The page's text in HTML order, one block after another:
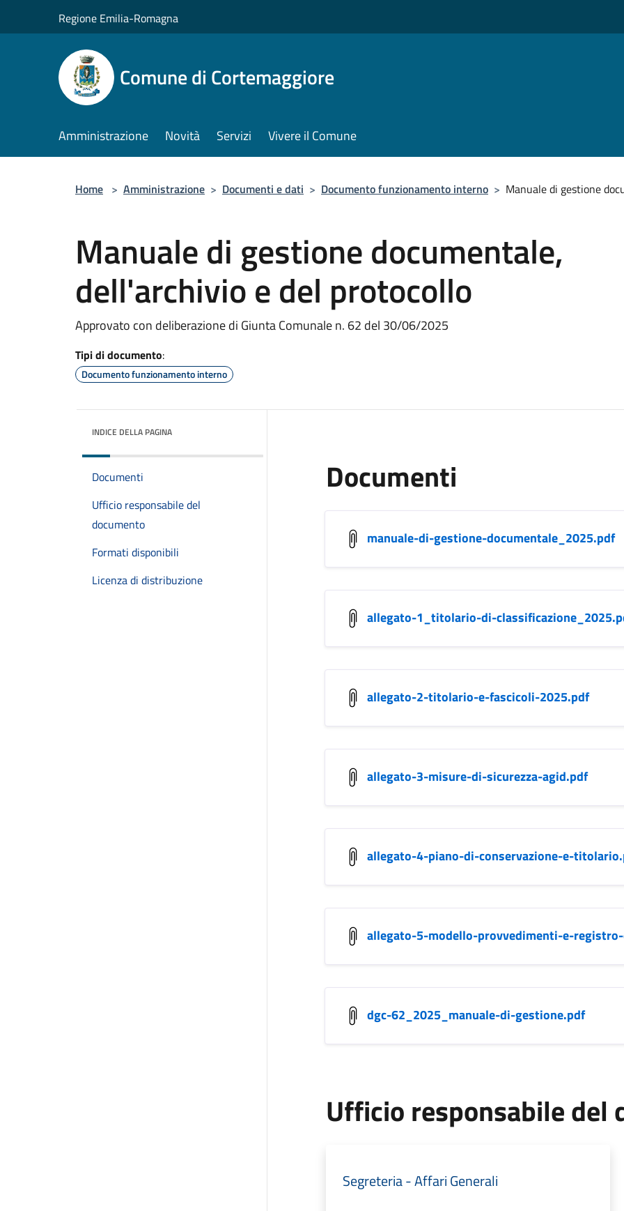
Regione Emilia-Romagna
Comune di Cortemaggiore
Amministrazione Novità Servizi Vivere il Comune
Home > Amministrazione > Documenti e dati > Documento funzionamento interno > Manuale di gestione
Manuale di gestione documentale,
dell'archivio e del protocollo
Approvato con deliberazione di Giunta Comunale n. 62 del 30/06/2025
Tipi di documento:
Documento funzionamento interno
INDICE DELLA PAGINA
Documenti
Ufficio responsabile del
documento
Formati disponibili
Licenza di distribuzione
Documenti
manuale-di-gestione-documentale_2025.pdf
allegato-1_titolario-di-
allegato-2-titolario-e-fascicoli-2025.pdf
allegato-3-misure-di-sicurezza-agid.pdf
allegato-4-piano-di-conservazione-e-
allegato-5-modello-provvedimenti-e-
dgc-62_2025_manuale-di-gestione.pdf
Ufficio responsabile del
Segreteria - Affari Generali